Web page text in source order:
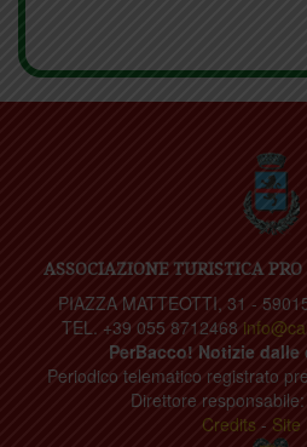
ASSOCIAZIONE TURISTICA
PIAZZA MATTEOTTI, 31 -
TEL. +39 055 8712468
PerBacco! Notizie
Periodico telematico registrato
Direttore
Credits - Site